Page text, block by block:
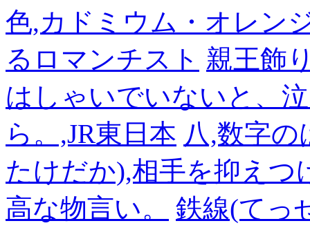
色,カドミウム・オレン
るロマンチスト 親王飾
はしゃいでいないと、
ら。,JR東日本 八,数字
たけだか),相手を抑えつ
高な物言い。
鉄線(てっ